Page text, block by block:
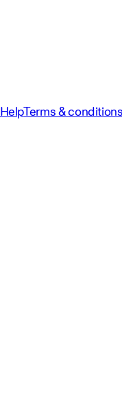
HelpTerms &